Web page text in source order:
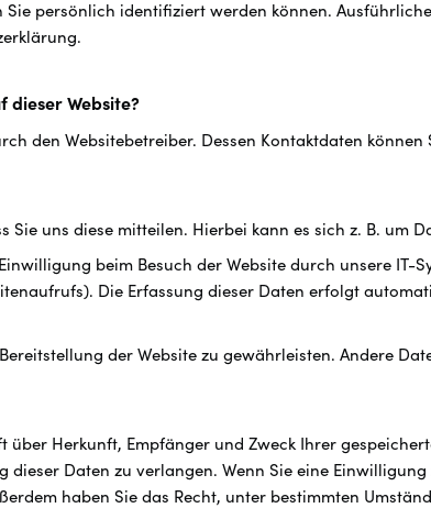
persönlich identifiziert werden können.
dieser Website?
den Websitebetreiber. Dessen Kontaktdaten
uns diese mitteilen. Hierbei kann es sich z. B. um
beim Besuch der Website durch unsere IT-
Die Erfassung dieser Daten erfolgt
der Website zu gewährleisten. Andere
Herkunft, Empfänger und Zweck Ihrer
Daten zu verlangen. Wenn Sie eine
haben Sie das Recht, unter bestimmten